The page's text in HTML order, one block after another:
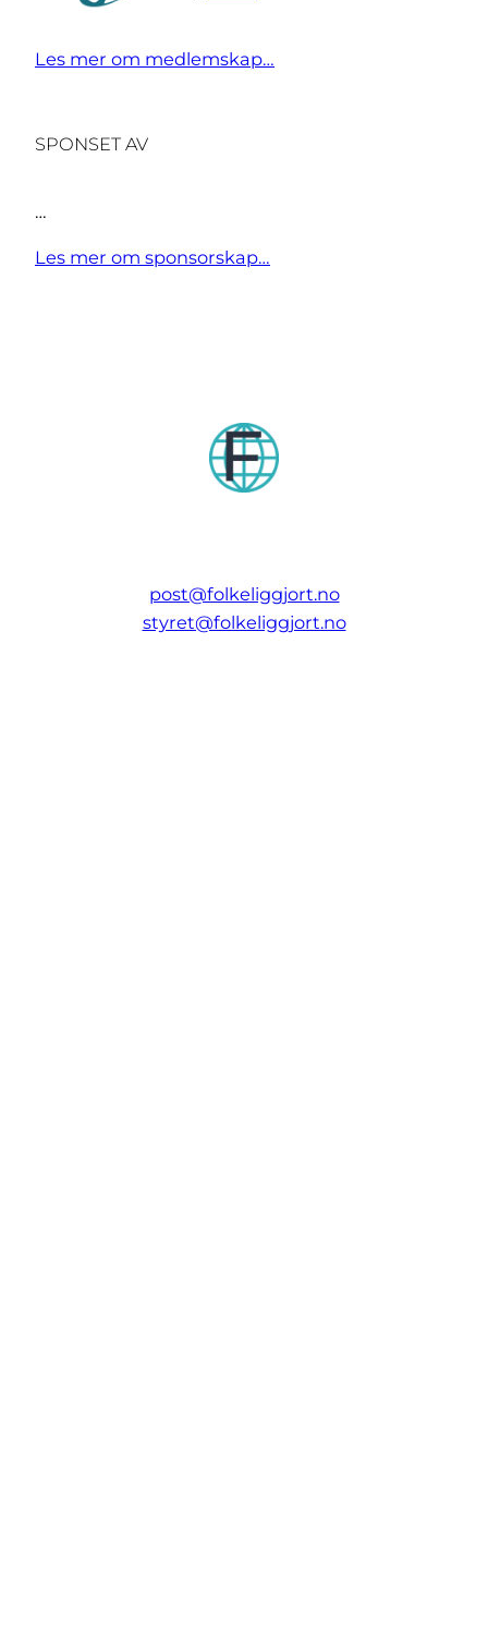
Les mer om medlemskap…
SPONSET AV
…
Les mer om sponsorskap…
post@folkeliggjort.no
styret@folkeliggjort.no